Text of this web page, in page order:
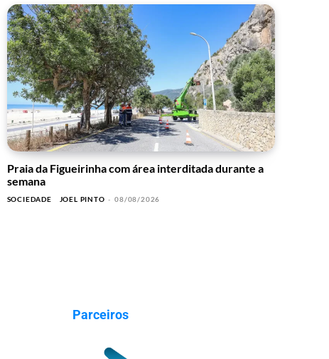
Praia da Figueirinha com área interditada durante a
semana
SOCIEDADE JOEL PINTO - 08/08/2026
Parceiros